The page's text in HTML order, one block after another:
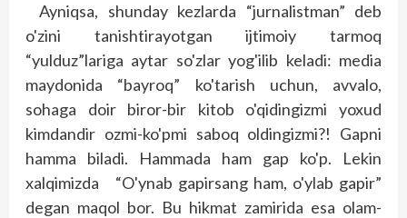
Ayniqsa, shunday kezlarda “jurnalistman” deb
o'zini tanishtirayotgan ijtimoiy tarmoq
“yulduz”lariga aytar so'zlar yog'ilib keladi: media
maydonida “bayroq” ko'tarish uchun, avvalo,
sohaga doir biror-bir kitob o'qidingizmi yoxud
kimdandir ozmi-ko'pmi saboq oldingizmi?! Gapni
hamma biladi. Hammada ham gap ko'p. Lekin
xalqimizda “O'ynab gapirsang ham, o'ylab gapir”
degan maqol bor. Bu hikmat zamirida esa olam-